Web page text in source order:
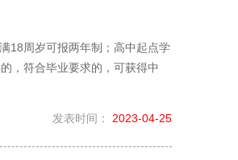
18周岁可报两年制；高中起点学
，符合毕业要求的，可获得中
发表时间： 2023-04-25